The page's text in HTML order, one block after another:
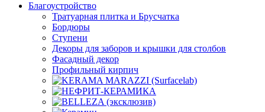
Благоустройство
Тратуарная плитка и Брусчатка
Бордюры
Ступени
Декоры для заборов и крышки для столбов
Фасадный декор
Профильный кирпич